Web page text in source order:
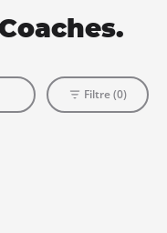
Filtre (0)